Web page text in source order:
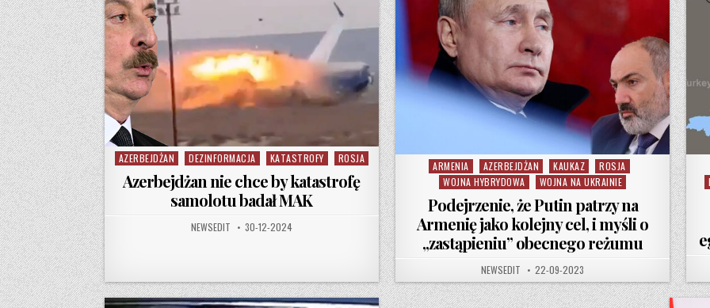
Posted in
AZERBEJDŻAN DEZINFORMACJA KATASTROFY ROSJA
Azerbejdżan nie chce by katastrofę
samolotu badał MAK
AUTHOR:
NEWSEDIT PUBLISHED DATE:
30-12-2024
Posted in
ARMENIA AZERBEJDŻAN KAUKAZ
ROSJA
WOJNA HYBRYDOWA
WOJNA NA UKRAINIE
Podejrzenie, że Putin patrzy na
Armenię jako kolejny cel, i myśli o
„zastąpieniu” obecnego reżumu
AUTHOR:
NEWSEDIT PUBLISHED DATE:
22-09-2023